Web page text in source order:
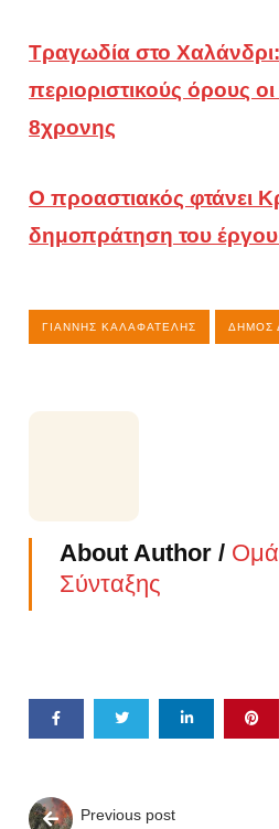
Τραγωδία στο
περιοριστικούς όρους οι
8χρονης
Ο προαστιακός φτάνει
δημοπράτηση του
ΓΙΆΝΝΗΣ ΚΑΛΑΦΑΤΈΛΗΣ ΔΉΜΟΣ
About Author /
Σύνταξης
Previous post